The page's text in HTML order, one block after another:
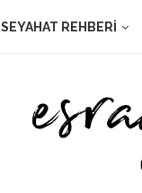
SEYAHAT REHBERI